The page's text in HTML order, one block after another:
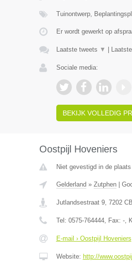
Tuinontwerp,
Er wordt gewerkt op
Laatste tweets ▼
Sociale media:
BEKIJK VOLLEDIG
Oostpijl Hoveniers
Niet gevestigd in de
Gelderland » Zutphen|
Jutlandsestraat 9, 7202 CB
Tel: 0575-764444, Fax: -,
E-mail › Oostpijl Hoveniers
Website: http://